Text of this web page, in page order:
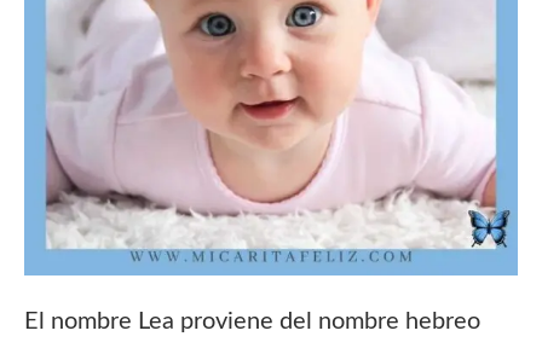
El nombre Lea proviene del nombre hebreo